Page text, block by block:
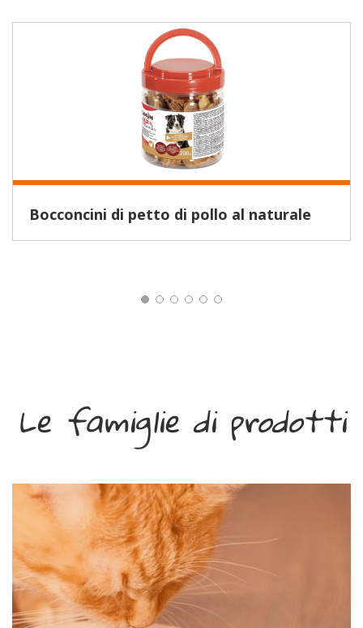
Bocconcini di petto di pollo al naturale
Le famiglie di prodotti